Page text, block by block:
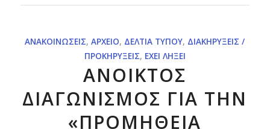
ΑΝΑΚΟΙΝΏΣΕΙΣ,ΑΡΧΕΊΟ, ΔΕΛΤΊΑ ΤΎΠΟΥ, ΔΙΑΚΗΡΎΞΕΙΣ /
ΠΡΟΚΗΡΎΞΕΙΣ, ΈΧΕΙ ΛΉΞΕΙ
ΑΝΟΙΚΤΟΣ
ΔΙΑΓΩΝΙΣΜΟΣ ΓΙΑ ΤΗΝ
«ΠΡΟΜΗΘΕΙΑ